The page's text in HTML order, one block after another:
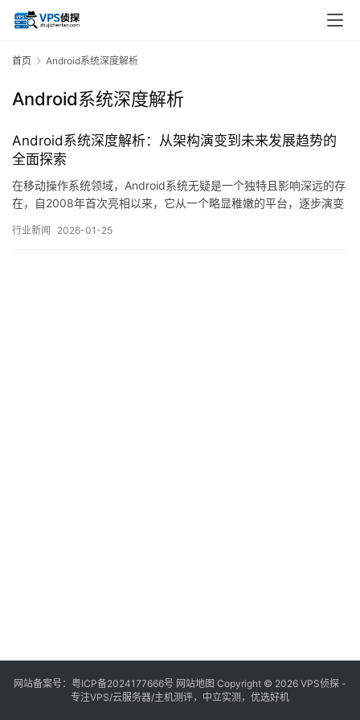
首页 Android系统深度解析
Android系统深度解析
Android系统深度解析：从架构演变到未来发展趋势的
全面探索
在移动操作系统领域，Android系统无疑是一个独特且影响深远的存
在，自2008年首次亮相以来，它从一个略显稚嫩的平台，逐步演变
娱乐系统的核心力量，其发展历程不仅是一部技术演进史，更折射
行业新闻 2026-01-25
网站备案号： 粤ICP备2024177666号 网站地图 Copyright © 2026 VPS侦探 -
专注VPS/云服务器/主机测评，中立实测，优选好机